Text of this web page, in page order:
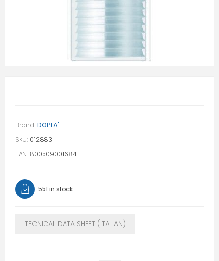
Brand: DOPLA'
SKU: 012883
EAN: 8005090016841
551 in stock
TECNICAL DATA SHEET (ITALIAN)